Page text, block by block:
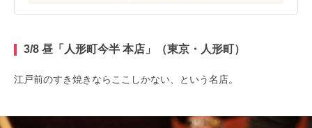
3/8 昼「人形町今半 本店」（東京・人形町）
江戸前のすき焼きならここしかない、という名店。